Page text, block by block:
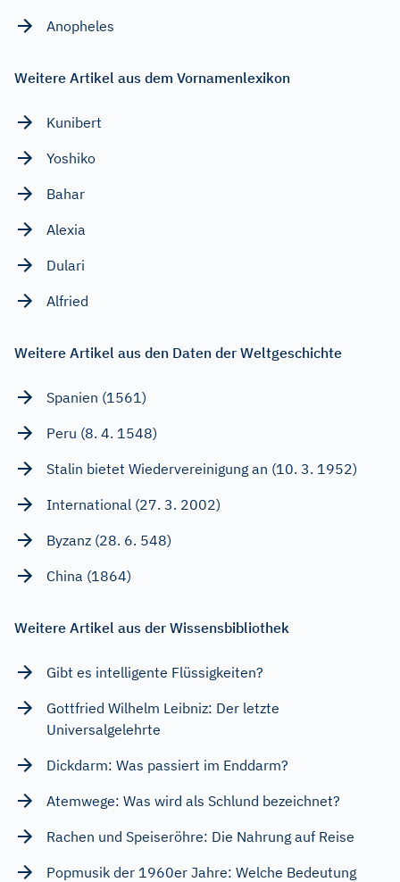
Anopheles
Weitere Artikel aus dem Vornamenlexikon
Kunibert
Yoshiko
Bahar
Alexia
Dulari
Alfried
Weitere Artikel aus den Daten der Weltgeschichte
Spanien (1561)
Peru (8. 4. 1548)
Stalin bietet Wiedervereinigung an (10. 3. 1952)
International (27. 3. 2002)
Byzanz (28. 6. 548)
China (1864)
Weitere Artikel aus der Wissensbibliothek
Gibt es intelligente Flüssigkeiten?
Gottfried Wilhelm Leibniz: Der letzte
Universalgelehrte
Dickdarm: Was passiert im Enddarm?
Atemwege: Was wird als Schlund bezeichnet?
Rachen und Speiseröhre: Die Nahrung auf Reise
Popmusik der 1960er Jahre: Welche Bedeutung